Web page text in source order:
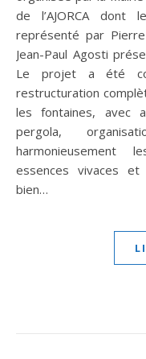
de l’AJORCA dont
représenté par
Jean-Paul Agosti
Le projet a été
restructuration
les fontaines, avec
pergola,
harmonieusement
essences vivaces et
bien…